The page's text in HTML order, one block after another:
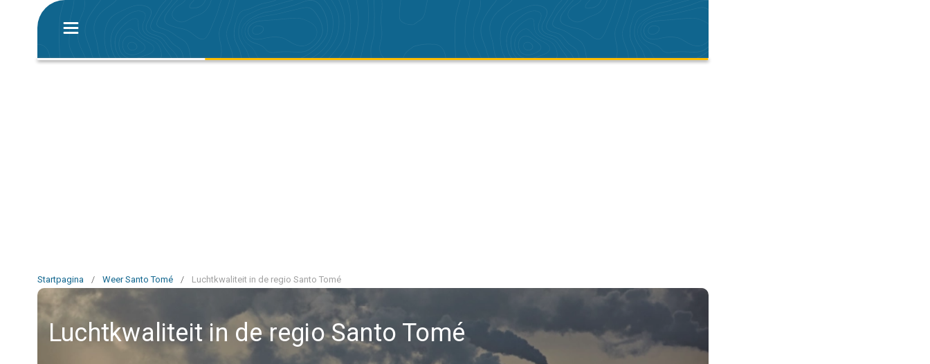
Startpagina / Weer Santo Tomé / Luchtkwaliteit in de regio Santo Tomé
Luchtkwaliteit in de regio Santo Tomé